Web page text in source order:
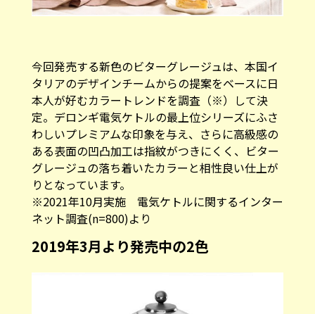
今回発売する新色のビターグレージュは、本国イ
タリアのデザインチームからの提案をベースに日
本人が好むカラートレンドを調査（※）して決
定。デロンギ電気ケトルの最上位シリーズにふさ
わしいプレミアムな印象を与え、さらに高級感の
ある表面の凹凸加工は指紋がつきにくく、ビター
グレージュの落ち着いたカラーと相性良い仕上が
りとなっています。
※2021年10月実施 電気ケトルに関するインター
ネット調査(n=800)より
2019年3月より発売中の2色